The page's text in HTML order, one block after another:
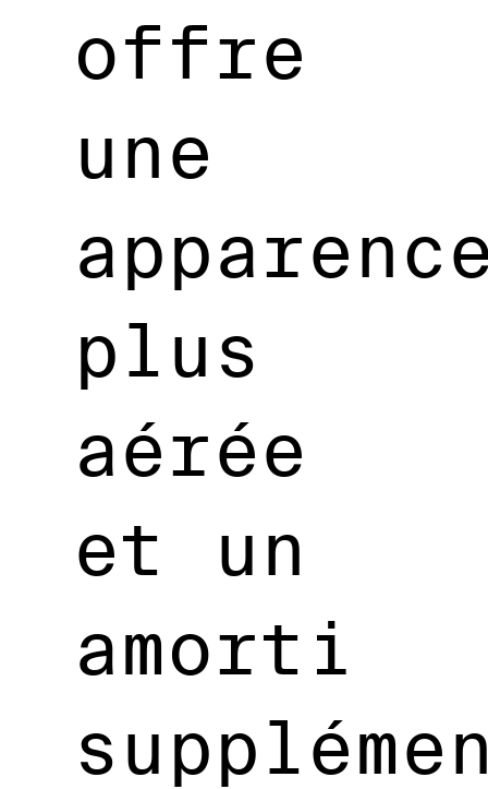
offre
une
plus
aérée
et un
amorti